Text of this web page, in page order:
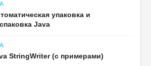
упаковка и
Java
StringWriter (с примерами)